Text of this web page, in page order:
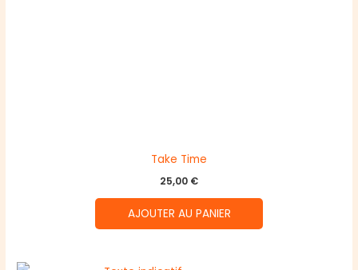
Take Time
25,00 €
AJOUTER AU PANIER